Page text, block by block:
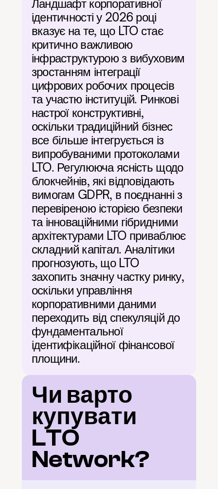
Ландшафт корпоративної
ідентичності у 2026 році
вказує на те, що LTO стає
критично важливою
інфраструктурою з вибуховим
зростанням інтеграції
цифрових робочих процесів
та участю інституцій. Ринкові
настрої конструктивні,
оскільки традиційний бізнес
все більше інтегрується із
випробуваними протоколами
LTO. Регулююча ясність щодо
блокчейнів, які відповідають
вимогам GDPR, в поєднанні з
перевіреною історією безпеки
та інноваційними гібридними
архітектурами LTO приваблює
складний капітал. Аналітики
прогнозують, що LTO
захопить значну частку ринку,
оскільки управління
корпоративними даними
переходить від спекуляцій до
фундаментальної
ідентифікаційної фінансової
площини.
Чи варто
купувати
LTO
Network?